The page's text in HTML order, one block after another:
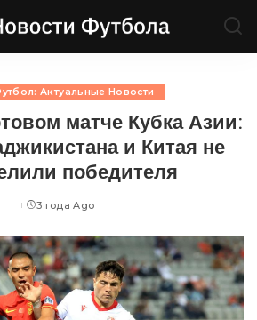
Актуальные Новости
матче Кубка Азии:
и Китая не
победителя
Posted
3 года Ago